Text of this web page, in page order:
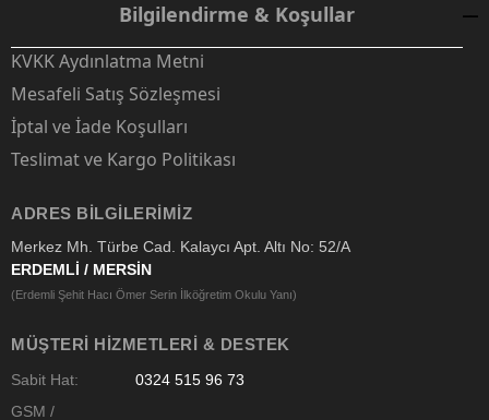
Bilgilendirme & Koşullar
KVKK Aydınlatma Metni
Mesafeli Satış Sözleşmesi
İptal ve İade Koşulları
Teslimat ve Kargo Politikası
ADRES BILGILERIMIZ
Merkez Mh. Türbe Cad. Kalaycı Apt. Altı No: 52/A
ERDEMLİ / MERSİN
(Erdemli Şehit Hacı Ömer Serin İlköğretim Okulu Yanı)
MÜŞTERI HIZMETLERI & DESTEK
Sabit Hat:
0324 515 96 73
GSM /